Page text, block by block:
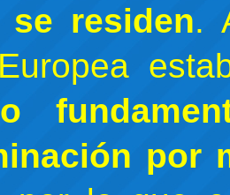
residen.
por